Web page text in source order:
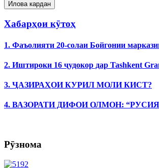
Хабарҳои кӯтоҳ
1. Фаъолияти 20-солаи Бойгонии
2. Иштироки 16 ҷудокор дар Tashkent
3. ҶАЗИРАҲОИ КУРИЛ МОЛИ КИСТ?
4. ВАЗОРАТИ ДИФОИ ОЛМОН:
Рӯзнома